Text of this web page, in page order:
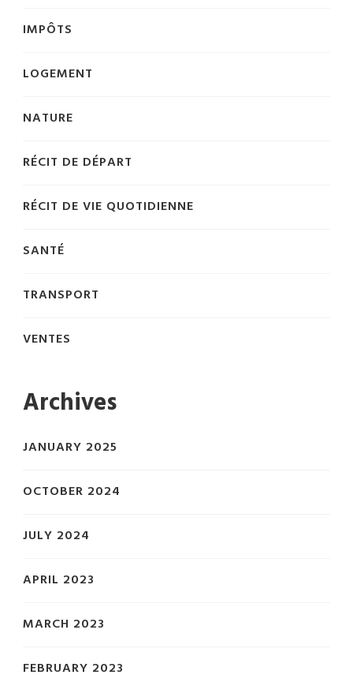
IMPÔTS
LOGEMENT
NATURE
RÉCIT DE DÉPART
RÉCIT DE VIE QUOTIDIENNE
SANTÉ
TRANSPORT
VENTES
Archives
JANUARY 2025
OCTOBER 2024
JULY 2024
APRIL 2023
MARCH 2023
FEBRUARY 2023